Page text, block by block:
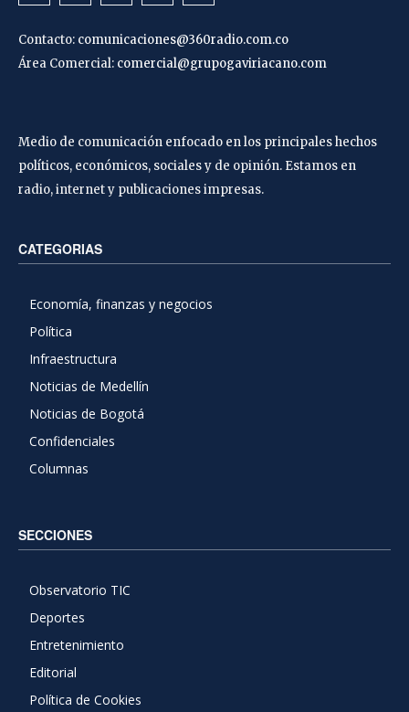
Contacto: comunicaciones@360radio.com.co
Área Comercial: comercial@grupogaviriacano.com
Medio de comunicación enfocado en los principales hechos
políticos, económicos, sociales y de opinión. Estamos en
radio, internet y publicaciones impresas.
CATEGORIAS
Economía, finanzas y negocios
Política
Infraestructura
Noticias de Medellín
Noticias de Bogotá
Confidenciales
Columnas
SECCIONES
Observatorio TIC
Deportes
Entretenimiento
Editorial
Política de Cookies